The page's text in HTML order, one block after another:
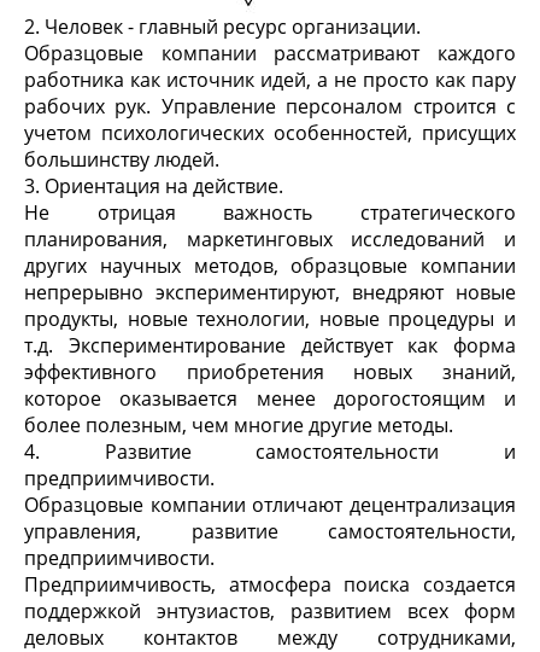
2. Человек - главный ресурс организации.
Образцовые компании рассматривают каждого
работника как источник идей, а не просто как пару
рабочих рук. Управление персоналом строится с
учетом психологических особенностей, присущих
большинству людей.
3. Ориентация на действие.
Не отрицая важность стратегического
планирования, маркетинговых исследований и
других научных методов, образцовые компании
непрерывно экспериментируют, внедряют новые
продукты, новые технологии, новые процедуры и
т.д. Экспериментирование действует как форма
эффективного приобретения новых знаний,
которое оказывается менее дорогостоящим и
более полезным, чем многие другие методы.
4. Развитие самостоятельности и
предприимчивости.
Образцовые компании отличают децентрализация
управления, развитие самостоятельности,
предприимчивости.
Предприимчивость, атмосфера поиска создается
поддержкой энтузиастов, развитием всех форм
деловых контактов между сотрудниками,